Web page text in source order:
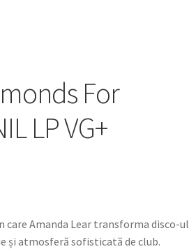
For
LP VG+
care Amanda Leartransforma disco-ul
și atmosferă sofisticată de club.